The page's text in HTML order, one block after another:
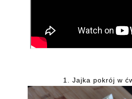
1. Jajka pokrój w